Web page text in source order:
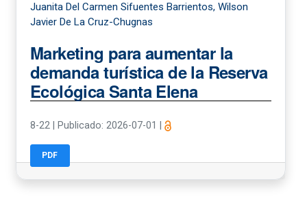
Juanita Del Carmen Sifuentes Barrientos, Wilson
Javier De La Cruz-Chugnas
Marketing para aumentar la
demanda turística de la Reserva
Ecológica Santa Elena
8-22 Publicado: 2026-07-01
PDF